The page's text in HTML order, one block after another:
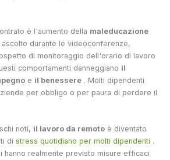
è l'aumento della maleducazione
ascolto durante le videoconferenze,
di monitoraggio dell'orario di lavoro
comportamenti danneggiano il
e il benessere . Molti dipendenti
per obbligo o per paura di perdere il
noti, il lavoro da remoto è diventato
di stress quotidiano per molti dipendenti .
hanno realmente previsto misure efficaci